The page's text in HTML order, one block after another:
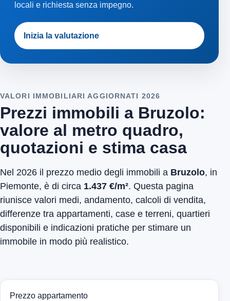
locali e richiesta senza impegno.
Inizia la valutazione
VALORI IMMOBILIARI AGGIORNATI 2026
Prezzi immobili a Bruzolo:
valore al metro quadro,
quotazioni e stima casa
Nel 2026 il prezzo medio degli immobili a Bruzolo, in
Piemonte, è di circa 1.437 €/m². Questa pagina
riunisce valori medi, andamento, calcoli di vendita,
differenze tra appartamenti, case e terreni, quartieri
disponibili e indicazioni pratiche per stimare un
immobile in modo più realistico.
Prezzo appartamento